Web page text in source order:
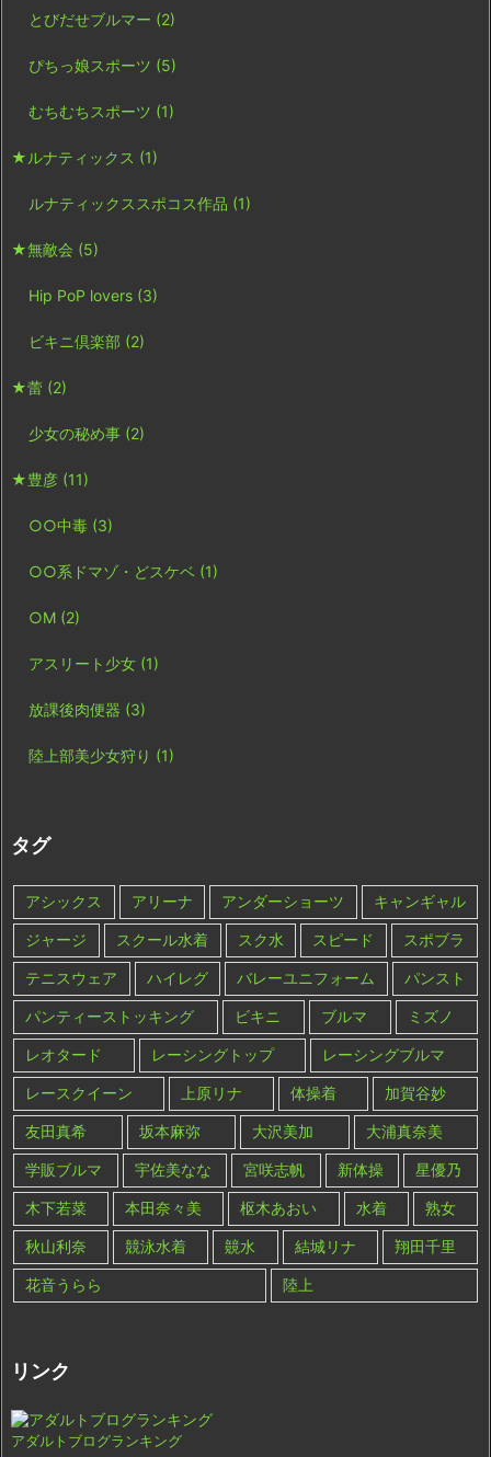
とびだせブルマー (2)
ぴちっ娘スポーツ (5)
むちむちスポーツ (1)
★ルナティックス (1)
ルナティックススポコス作品 (1)
★無敵会 (5)
Hip PoP lovers (3)
ビキニ倶楽部 (2)
★蕾 (2)
少女の秘め事 (2)
★豊彦 (11)
○○中毒 (3)
○○系ドマゾ・どスケベ (1)
○M (2)
アスリート少女 (1)
放課後肉便器 (3)
陸上部美少女狩り (1)
タグ
アシックス アリーナ アンダーショーツ キャンギャル
ジャージ スクール水着 スク水 スピード スポブラ
テニスウェア ハイレグ バレーユニフォーム パンスト
パンティーストッキング ビキニ ブルマ ミズノ
レオタード レーシングトップ レーシングブルマ
レースクイーン 上原リナ 体操着 加賀谷妙
友田真希 坂本麻弥 大沢美加 大浦真奈美
学販ブルマ 宇佐美なな 宮咲志帆 新体操 星優乃
木下若菜 本田奈々美 枢木あおい 水着 熟女
秋山利奈 競泳水着 竸水 結城リナ 翔田千里
花音うらら 陸上
リンク
アダルトブログランキング